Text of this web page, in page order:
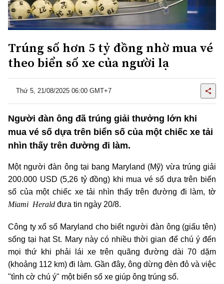
Trúng số hơn 5 tỷ đồng nhờ mua vé
theo biển số xe của người lạ
Thứ 5, 21/08/2025 06:00 GMT+7
Người đàn ông đã trúng giải thưởng lớn khi
mua vé số dựa trên biển số của một chiếc xe tải
nhìn thấy trên đường đi làm.
Một người đàn ông tại bang Maryland (Mỹ) vừa trúng giải
200.000 USD (5,26 tỷ đồng) khi mua vé số dựa trên biển
số của một chiếc xe tải nhìn thấy trên đường đi làm, tờ
Miami Herald đưa tin ngày 20/8.
Công ty xổ số Maryland cho biết người đàn ông (giấu tên)
sống tại hạt St. Mary này có nhiều thời gian để chú ý đến
mọi thứ khi phải lái xe trên quãng đường dài 70 dặm
(khoảng 112 km) đi làm. Gần đây, ông dừng đèn đỏ và việc
"tình cờ chú ý" một biển số xe giúp ông trúng số.